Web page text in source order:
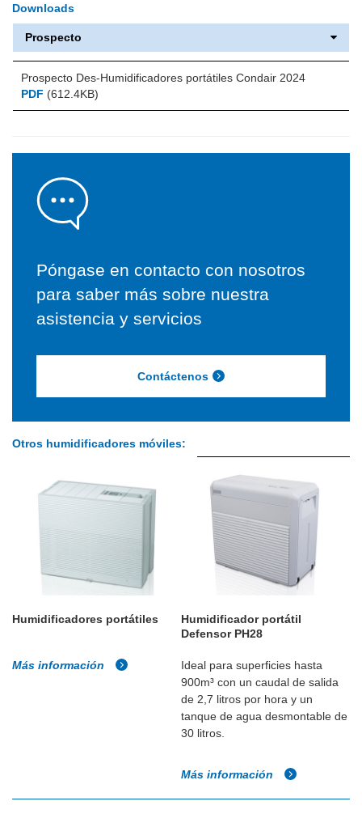
Downloads
Prospecto
Prospecto Des-Humidificadores portátiles Condair 2024
PDF (612.4KB)
Póngase en contacto con nosotros
para saber más sobre nuestra
asistencia y servicios
Contáctenos
Otros humidificadores móviles:
Humidificadores portátiles
Más información
Humidificador portátil
Defensor PH28
Ideal para superficies hasta
900m³ con un caudal de salida
de 2,7 litros por hora y un
tanque de agua desmontable de
30 litros.
Más información